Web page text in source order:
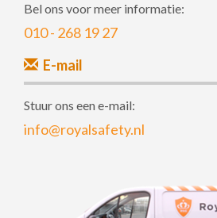
Bel ons voor meer informatie:
010 - 268 19 27
E-mail
Stuur ons een e-mail:
info@royalsafety.nl